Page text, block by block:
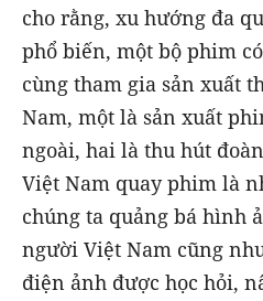
cho rằng, xu hướng đa
phổ biến, một bộ phim
cùng tham gia sản xuất
Nam, một là sản xuất
ngoài, hai là thu hút
Việt Nam quay phim là
chúng ta quảng bá hình
người Việt Nam cũng
điện ảnh được học hỏi,